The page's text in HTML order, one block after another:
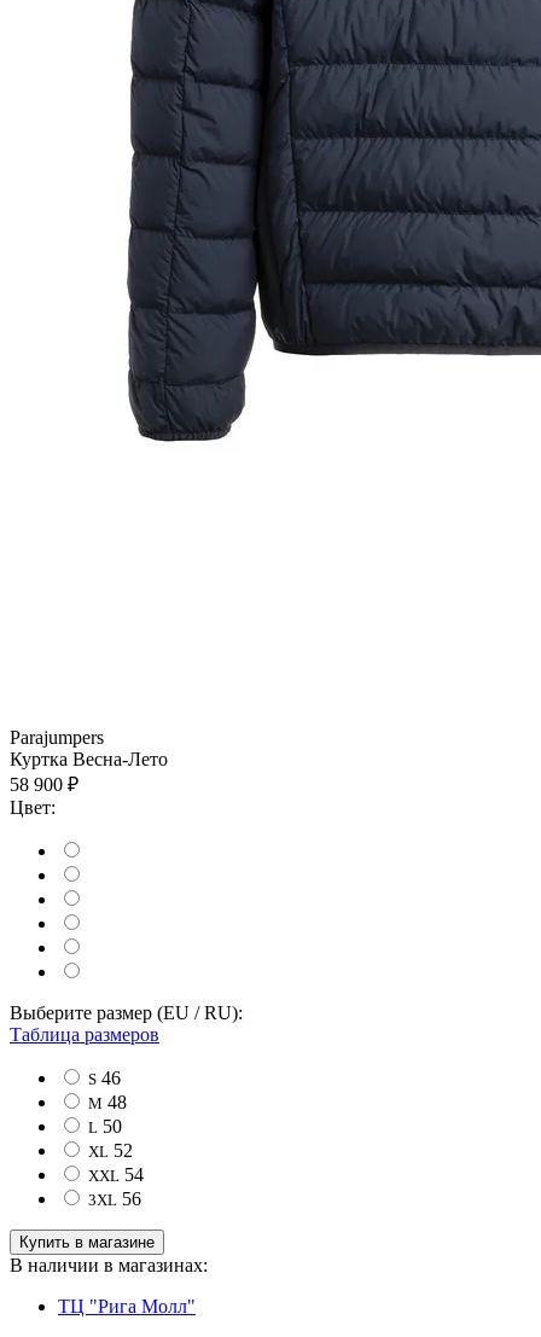
Parajumpers
Куртка Весна-Лето
58 900 ₽
Цвет:
Выберите размер (EU / RU):
Таблица размеров
S 46
M 48
L 50
XL 52
XXL 54
3XL 56
Купить в магазине
В наличии в магазинах:
ТЦ "Рига Молл"